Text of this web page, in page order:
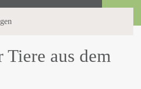
Tiere aus dem